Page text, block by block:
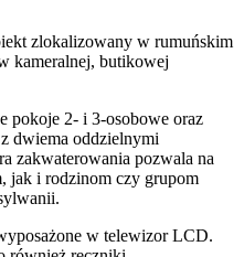
zlokalizowany w rumuńskim
kameralnej, butikowej
pokoje 2- i 3-osobowe oraz
dwiema oddzielnymi
zakwaterowania pozwala na
jak i rodzinom czy grupom
w telewizor LCD.